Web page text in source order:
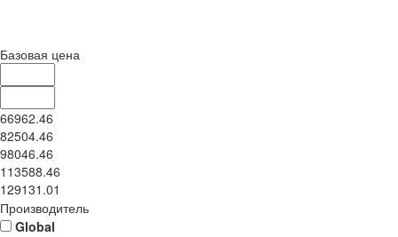
Базовая цена
66962.46
82504.46
98046.46
113588.46
129131.01
Производитель
Global